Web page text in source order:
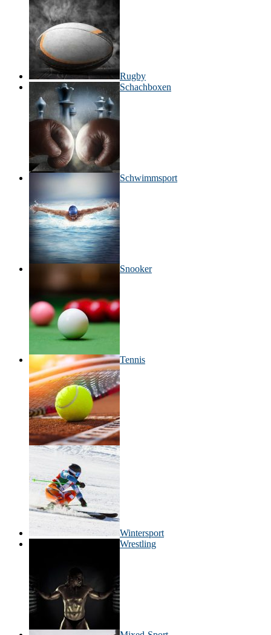
Rugby
Schachboxen
Schwimmsport
Snooker
Tennis
Wintersport
Wrestling